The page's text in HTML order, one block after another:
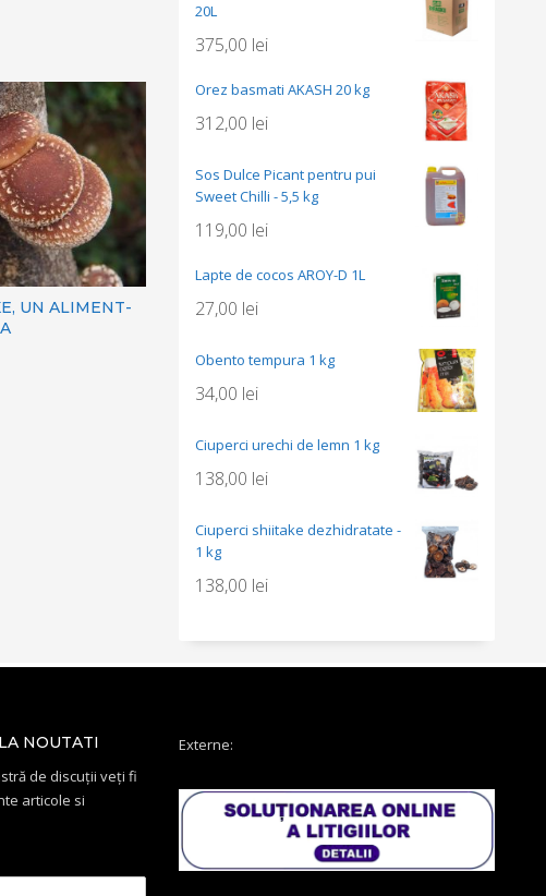
UN ALIMENT-
20L
375,00 lei
Orez basmati AKASH 20 kg
312,00 lei
Sos Dulce Picant pentru pui
Sweet Chilli - 5,5 kg
119,00 lei
Lapte de cocos AROY-D 1L
27,00 lei
Obento tempura 1 kg
34,00 lei
Ciuperci urechi de lemn 1 kg
138,00 lei
Ciuperci shiitake dezhidratate -
1 kg
138,00 lei
NOUTATI
de discuții veți fi
articole si
Externe: